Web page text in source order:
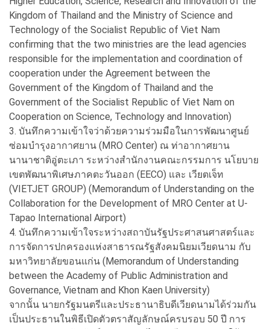
Kingdom of Thailand and the Ministry of Science and
Technology of the Socialist Republic of Viet Nam
confirming that the two ministries are the lead agencies
responsible for the implementation and coordination of
cooperation under the Agreement between the
Government of the Kingdom of Thailand and the
Government of the Socialist Republic of Viet Nam on
Cooperation on Science, Technology and Innovation)
3. บันทึกความเข้าใจว่าด้วยความร่วมมือในการพัฒนาศูนย์
ซ่อมบำรุงอากาศยาน (MRO Center) ณ ท่าอากาศยาน
นานาชาติอู่ตะเภา ระหว่างสำนักงานคณะกรรมการ นโยบาย
เขตพัฒนาพิเศษภาคตะวันออก (EECO) และ เวียตเจ็ท
(VIETJET GROUP) (Memorandum of Understanding on the
Collaboration for the Development of MRO Center at U-
Tapao International Airport)
4. บันทึกความเข้าใจระหว่างสถาบันรัฐประศาสนศาสตร์และ
การจัดการปกครองแห่งสาธารณรัฐสังคมนิยมเวียดนาม กับ
มหาวิทยาลัยขอนแก่น (Memorandum of Understanding
between the Academy of Public Administration and
Governance, Vietnam and Khon Kaen University)
จากนั้น นายกรัฐมนตรีและประธานาธิบดีเวียดนามได้ร่วมกัน
เป็นประธานในพิธีเปิดตัวตราสัญลักษณ์ครบรอบ 50 ปี การ